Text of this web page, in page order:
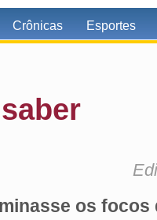
Crônicas Esportes
os focos